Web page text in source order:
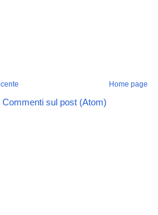
Home page
Commenti sul post (Atom)